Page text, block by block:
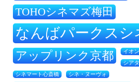
TOHOシネマズ梅田
なんばパークスシ
アップリンク京都 イオ
シア
シネマート心斎橋 シネ・ヌーヴォ